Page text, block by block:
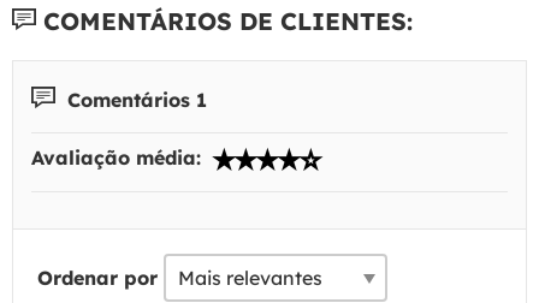
COMENTÁRIOS DE CLIENTES:
Comentários 1
Avaliação média:
Ordenar por